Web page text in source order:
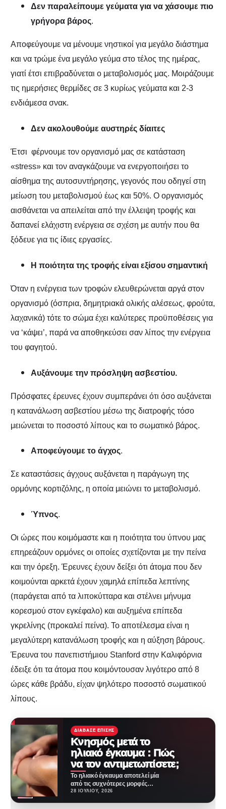
Δεν παραλείπουμε γεύματα για να χάσουμε πιο
γρήγορα βάρος.
Αποφεύγουμε να μένουμε νηστικοί για μεγάλο διάστημα
και να τρώμε ένα μεγάλο γεύμα στο τέλος της ημέρας,
γιατί έτσι επιβραδύνεται ο μεταβολισμός μας. Μοιράζουμε
τις ημερήσιες θερμίδες σε 3 κυρίως γεύματα και 2-3
ενδιάμεσα σνακ.
Δεν ακολουθούμε αυστηρές δίαιτες
Έτσι φέρνουμε τον οργανισμό μας σε κατάσταση
«stress» και τον αναγκάζουμε να ενεργοποιήσει το
αίσθημα της αυτοσυντήρησης, γεγονός που οδηγεί στη
μείωση του μεταβολισμού έως και 50%. Ο οργανισμός
αισθάνεται να απειλείται από την έλλειψη τροφής και
δαπανεί ελάχιστη ενέργεια σε σχέση με αυτήν που θα
ξόδευε για τις ίδιες εργασίες.
Η ποιότητα της τροφής είναι εξίσου σημαντική
Όταν η ενέργεια των τροφών ελευθερώνεται αργά στον
οργανισμό (όσπρια, δημητριακά ολικής αλέσεως, φρούτα,
λαχανικά) τότε το σώμα έχει καλύτερες προϋποθέσεις για
να ‘κάψει’, παρά να αποθηκεύσει σαν λίπος την ενέργεια
του φαγητού.
Αυξάνουμε την πρόσληψη ασβεστίου.
Πρόσφατες έρευνες έχουν συμπεράνει ότι όσο αυξάνεται
η κατανάλωση ασβεστίου μέσω της διατροφής τόσο
μειώνεται το ποσοστό λίπους και το σωματικό βάρος.
Αποφεύγουμε το άγχος.
Σε καταστάσεις άγχους αυξάνεται η παράγωγη της
ορμόνης κορτιζόλης, η οποία μειώνει το μεταβολισμό.
Ύπνος.
Οι ώρες που κοιμόμαστε και η ποιότητα του ύπνου μας
επηρεάζουν ορμόνες οι οποίες σχετίζονται με την πείνα
και την όρεξη. Έρευνες έχουν δείξει ότι άτομα που δεν
κοιμούνται αρκετά έχουν χαμηλά επίπεδα λεπτίνης
(παράγεται από τα λιποκύτταρα και στέλνει μήνυμα
κορεσμού στον εγκέφαλο) και αυξημένα επίπεδα
γκρελίνης (προκαλεί πείνα). Το αποτέλεσμα είναι η
μεγαλύτερη κατανάλωση τροφής και η αύξηση βάρους.
Έρευνα του πανεπιστήμιου Stanford στην Καλιφόρνια
έδειξε ότι τα άτομα που κοιμόντουσαν λιγότερο από 8
ώρες κάθε βράδυ, είχαν ψηλότερο ποσοστό σωματικού
λίπους.
ΔΙΆΒΑΣΕ ΕΠΊΣΗΣ
Κνησμός μετά το
ηλιακό έγκαυμα : Πώς
να τον αντιμετωπίσετε;
Το ηλιακό έγκαυμα αποτελεί μία
από τις συχνότερες μορφές
οξείας βλάβης του δέρματος, η
28 ΙΟΥΛΊΟΥ, 2026